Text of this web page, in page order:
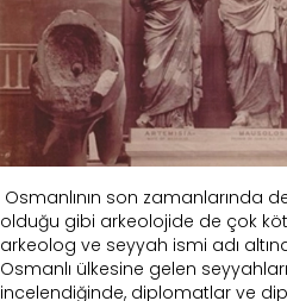
Osmanlının son zamanlarında
olduğu gibi arkeolojide de çok
arkeolog ve seyyah ismi adı
Osmanlı ülkesine gelen
incelendiğinde, diplomatlar ve